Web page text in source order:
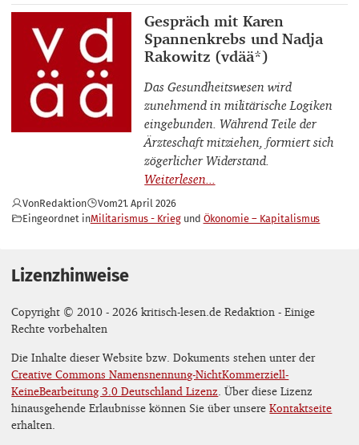
Interviewpartner_innen
Gespräch mit Karen
Spannenkrebs und Nadja
Rakowitz (vdää*)
Das Gesundheitswesen wird
zunehmend in militärische Logiken
eingebunden. Während Teile der
Ärzteschaft mitziehen, formiert sich
zögerlicher Widerstand.
VonRedaktion Vom21. April 2026
Eingeordnet inMilitarismus - Krieg Ökonomie – Kapitalismus
Lizenzhinweise
Copyright © 2010 - 2026 kritisch-lesen.de Redaktion - Einige
Rechte vorbehalten
Die Inhalte dieser Website bzw. Dokuments stehen unter der
Creative Commons Namensnennung-NichtKommerziell-
KeineBearbeitung 3.0 Deutschland Lizenz . Über diese Lizenz
hinausgehende Erlaubnisse können Sie über unsereKontaktseite
erhalten.